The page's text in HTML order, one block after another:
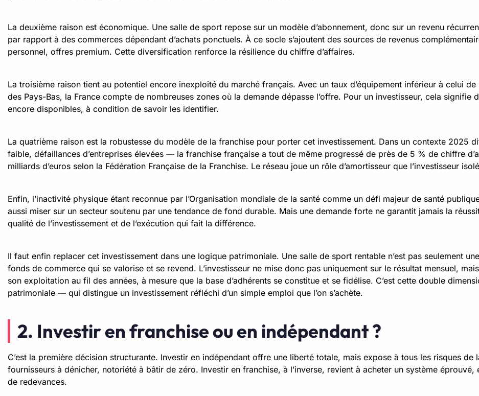
La deuxième raison est économique. Une salle de sport repose sur un modèle d’abonnement, donc sur un revenu
par rapport à des commerces dépendant d’achats ponctuels. À ce socle s’ajoutent des sources de revenus
personnel, offres premium. Cette diversification renforce la résilience du chiffre d’affaires.
La troisième raison tient au potentiel encore inexploité du marché français. Avec un taux d’équipement inférieur à celui de
des Pays-Bas, la France compte de nombreuses zones où la demande dépasse l’offre. Pour un investisseur, cela signifie
encore disponibles, à condition de savoir les identifier.
La quatrième raison est la robustesse du modèle de la franchise pour porter cet investissement. Dans un contexte 2025
faible, défaillances d’entreprises élevées — la franchise française a tout de même progressé de près de 5 % de chiffre
milliards d’euros selon la Fédération Française de la Franchise. Le réseau joue un rôle d’amortisseur que l’investisseur
Enfin, l’inactivité physique étant reconnue par l’Organisation mondiale de la santé comme un défi majeur de santé
aussi miser sur un secteur soutenu par une tendance de fond durable. Mais une demande forte ne garantit jamais la
qualité de l’investissement et de l’exécution qui fait la différence.
Il faut enfin replacer cet investissement dans une logique patrimoniale. Une salle de sport rentable n’est pas seulement
fonds de commerce qui se valorise et se revend. L’investisseur ne mise donc pas uniquement sur le résultat mensuel,
son exploitation au fil des années, à mesure que la base d’adhérents se constitue et se fidélise. C’est cette double
patrimoniale — qui distingue un investissement réfléchi d’un simple emploi que l’on s’achète.
2. Investir en franchise ou en indépendant ?
C’est la première décision structurante. Investir en indépendant offre une liberté totale, mais expose à tous les risques
fournisseurs à dénicher, notoriété à bâtir de zéro. Investir en franchise, à l’inverse, revient à acheter un système éprouvé,
de redevances.